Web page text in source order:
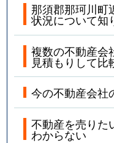
那須郡那珂川町
状況について知
複数の不動産会
見積もりして比
今の不動産会社
不動産を売りた
わからない